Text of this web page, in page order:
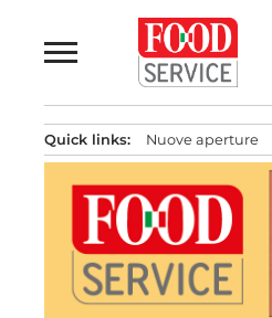
al
contenuto
Quick links: Nuove aperture